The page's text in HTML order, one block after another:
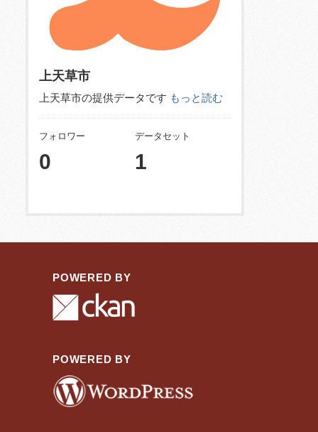
上天草市
上天草市の提供データです もっと読む
フォロワー
0
データセット
1
POWERED BY
POWERED BY